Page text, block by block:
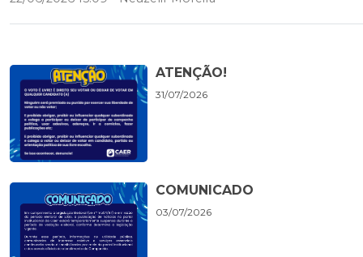
ATENÇÃO!
31/07/2026
COMUNICADO
03/07/2026